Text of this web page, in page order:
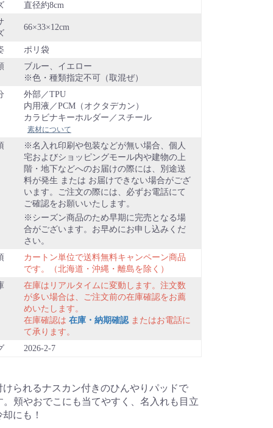
直径約8cm
66×33×12cm
ポリ袋
ブルー、イエロー
色・種類指定不可（取混ぜ）
外部／TPU
内用液／PCM（オクタデカン）
カラビナキーホルダー／スチール
素材について
名入れ印刷や包装などが無い場合、個人
宅およびショッピングモール内や建物の上
階・地下などへのお届けの際には、別途送
料が発生 または お届けできない場合がござ
います。ご注文の際には、必ずお電話にて
ご確認をお願いいたします。
シーズン商品のため早期に完売となる場
合がございます。お早めにお申し込みくだ
さい。
カートン単位で送料無料キャンペーン商品
です。（北海道・沖縄・離島を除く）
在庫はリアルタイムに変動します。注文数
が多い場合は、ご注文前の在庫確認をお薦
めいたします。
在庫確認は 在庫・納期確認またはお電話に
て承ります。
2026-2-7
られるナスカン付きのひんやりパッドで
頬やおでこにも当てやすく、名入れも目立
にも！